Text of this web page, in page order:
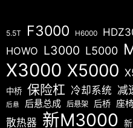
5.5T F3000 H6000
HOWO L3000 L5000
X3000 X5000
中桥 保险杠 冷却系统 减
后悬 后悬总成 后悬架 后桥 座
散热器 新M3000